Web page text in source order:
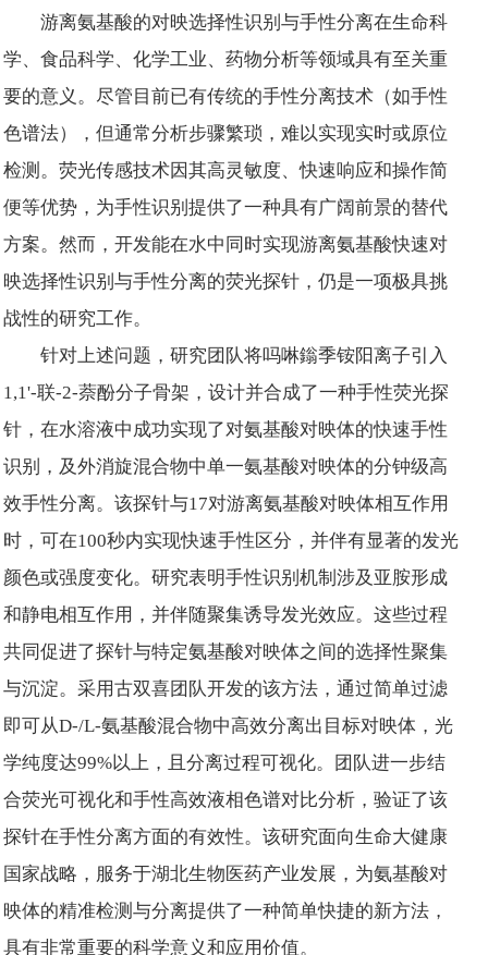
游离氨基酸的对映选择性识别与手性分离在生命科
学、食品科学、化学工业、药物分析等领域具有至关重
要的意义。尽管目前已有传统的手性分离技术（如手性
色谱法），但通常分析步骤繁琐，难以实现实时或原位
检测。荧光传感技术因其高灵敏度、快速响应和操作简
便等优势，为手性识别提供了一种具有广阔前景的替代
方案。然而，开发能在水中同时实现游离氨基酸快速对
映选择性识别与手性分离的荧光探针，仍是一项极具挑
战性的研究工作。
针对上述问题，研究团队将吗啉鎓季铵阳离子引入
1,1'-联-2-萘酚分子骨架，设计并合成了一种手性荧光探
针，在水溶液中成功实现了对氨基酸对映体的快速手性
识别，及外消旋混合物中单一氨基酸对映体的分钟级高
效手性分离。该探针与17对游离氨基酸对映体相互作用
时，可在100秒内实现快速手性区分，并伴有显著的发光
颜色或强度变化。研究表明手性识别机制涉及亚胺形成
和静电相互作用，并伴随聚集诱导发光效应。这些过程
共同促进了探针与特定氨基酸对映体之间的选择性聚集
与沉淀。采用古双喜团队开发的该方法，通过简单过滤
即可从D-/L-氨基酸混合物中高效分离出目标对映体，光
学纯度达99%以上，且分离过程可视化。团队进一步结
合荧光可视化和手性高效液相色谱对比分析，验证了该
探针在手性分离方面的有效性。该研究面向生命大健康
国家战略，服务于湖北生物医药产业发展，为氨基酸对
映体的精准检测与分离提供了一种简单快捷的新方法，
具有非常重要的科学意义和应用价值。